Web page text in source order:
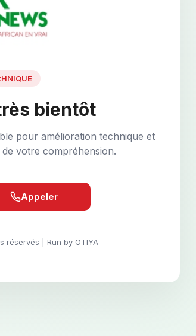
bientôt
pour amélioration technique et
votre compréhension.
Appeler
| Run by OTIYA